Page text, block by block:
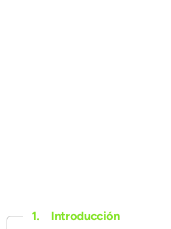
preguntan cómo se siente
y, a cambio, le dan afirmación a
los conflictos y prosperan con la
dificultades para lidiar con las
1.
Introducción